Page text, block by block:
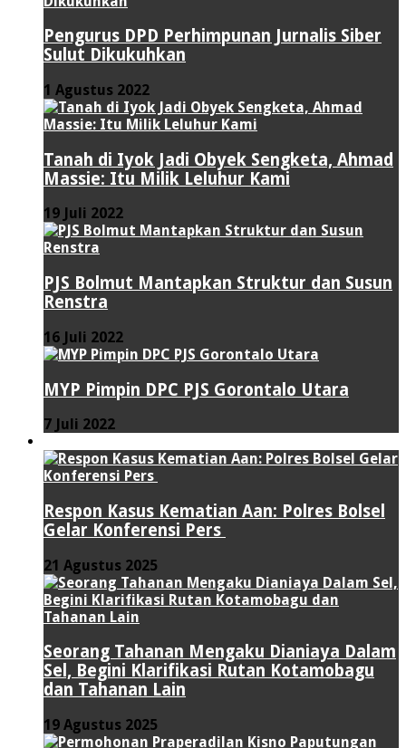
Pengurus DPD Perhimpunan Jurnalis Siber
Sulut Dikukuhkan
1 Agustus 2022
Tanah di Iyok Jadi Obyek Sengketa, Ahmad
Massie: Itu Milik Leluhur Kami
19 Juli 2022
PJS Bolmut Mantapkan Struktur dan Susun
Renstra
16 Juli 2022
MYP Pimpin DPC PJS Gorontalo Utara
7 Juli 2022
Respon Kasus Kematian Aan: Polres Bolsel
Gelar Konferensi Pers
21 Agustus 2025
Seorang Tahanan Mengaku Dianiaya Dalam
Sel, Begini Klarifikasi Rutan Kotamobagu
dan Tahanan Lain
19 Agustus 2025